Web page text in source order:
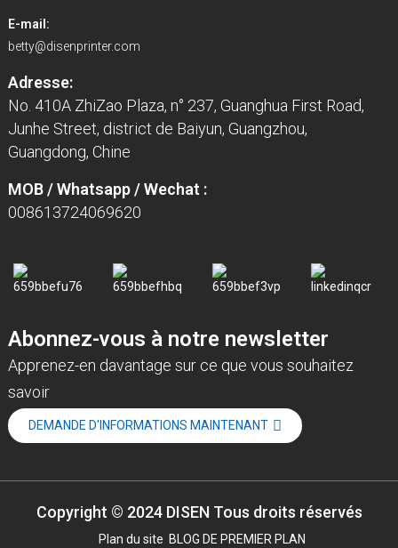
E-mail:
betty@disenprinter.com
Adresse:
No. 410A ZhiZao Plaza, n° 237, Guanghua First Road,
Junhe Street, district de Baiyun, Guangzhou,
Guangdong, Chine
MOB / Whatsapp / Wechat :
008613724069620
Abonnez-vous à notre newsletter
Apprenez-en davantage sur ce que vous souhaitez
savoir
DEMANDE D'INFORMATIONS MAINTENANT
Copyright © 2024 DISEN Tous droits réservés
Plan du site BLOG DE PREMIER PLAN